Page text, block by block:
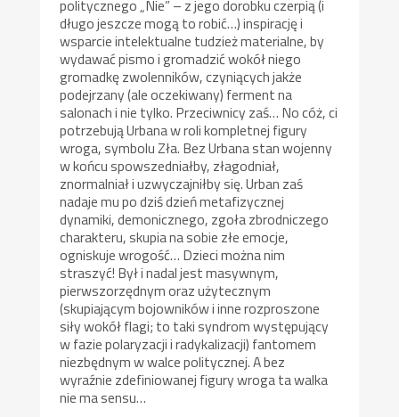
politycznego „Nie” – z jego dorobku czerpią (i
długo jeszcze mogą to robić…) inspirację i
wsparcie intelektualne tudzież materialne, by
wydawać pismo i gromadzić wokół niego
gromadkę zwolenników, czyniących jakże
podejrzany (ale oczekiwany) ferment na
salonach i nie tylko. Przeciwnicy zaś… No cóż, ci
potrzebują Urbana w roli kompletnej figury
wroga, symbolu Zła. Bez Urbana stan wojenny
w końcu spowszedniałby, złagodniał,
znormalniał i uzwyczajniłby się. Urban zaś
nadaje mu po dziś dzień metafizycznej
dynamiki, demonicznego, zgoła zbrodniczego
charakteru, skupia na sobie złe emocje,
ogniskuje wrogość… Dzieci można nim
straszyć! Był i nadal jest masywnym,
pierwszorzędnym oraz użytecznym
(skupiającym bojowników i inne rozproszone
siły wokół flagi; to taki syndrom występujący
w fazie polaryzacji i radykalizacji) fantomem
niezbędnym w walce politycznej. A bez
wyraźnie zdefiniowanej figury wroga ta walka
nie ma sensu…